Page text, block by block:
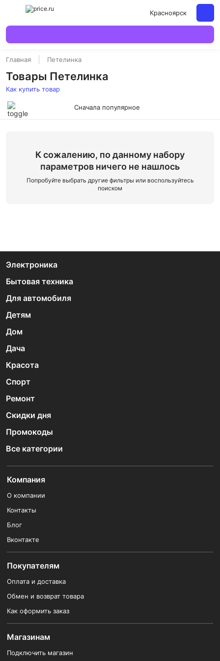
Красноярск
Главная Петелинка
Товары Петелинка
Как купить товар
Сначала популярное
К сожалению, по данному набору
параметров ничего не нашлось
Попробуйте выбрать другие фильтры или воспользуйтесь
поиском
Электроника
Бытовая техника
Для автомобиля
Детям
Дом
Дача
Красота
Спорт
Ремонт
Скидки дня
Промокоды
Все категории
Компания
О компании
Контакты
Блог
Вконтакте
Покупателям
Оплата и доставка
Обмен и возврат товара
Как оформить заказ
Магазинам
Подключить магазин